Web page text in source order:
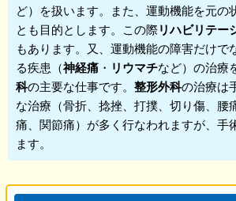
ど）を扱います。また、運動機能を元の
とも目的とします。この際リハビリテー
もあります。又、運動機能の障害だけで
る疾患（神経痛 ・ リウマチなど）の治療
科の主要な仕事です。 整形外科の治療は
な治療（骨折、捻挫、打撲、切り傷、腰
痛、関節痛）が多く行なわれますが、手
ます。